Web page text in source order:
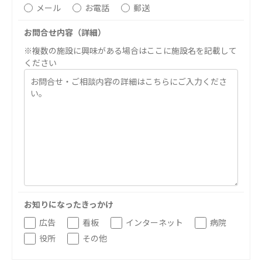
西京都クリニック
洛西 西京都クリニック
桂寿の郷
訪問看護ステーション秋桜
上桂の郷
ファミリエール吉祥院
志学会高等学校
特定非営利活動法人ファイアーレッズメディカルスポ
メール
お電話 郵送
お問合せ内容（詳細）
※複数の施設に興味がある場合はここに施設名を記載して
ください
お知りになったきっかけ
広告
看板 インターネット
病院
役所
その他